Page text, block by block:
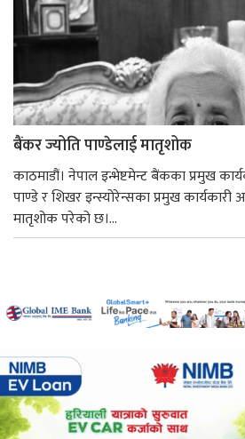
बैंकर ज्योति पाण्डेलाई मातृशोक
काठमाडौं। नेपाल इन्भेष्टमेन्ट बैंकका प्रमुख
पाण्डे र शिखर इन्स्योरेन्सका प्रमुख कार्यकारी
मातृशोक परेको छ।...